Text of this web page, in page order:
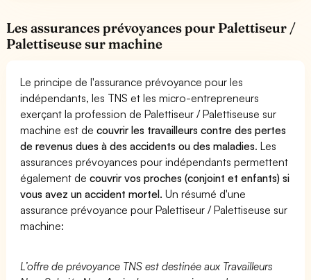
Les assurances prévoyances pour Palettiseur /
Palettiseuse sur machine
Le principe de l'assurance prévoyance pour les
indépendants, les TNS et les micro-entrepreneurs
exerçant la profession de Palettiseur / Palettiseuse sur
machine est decouvrir les travailleurs contre des pertes
de revenus dues à des accidents ou des maladies. Les
assurances prévoyances pour indépendants permettent
également decouvrir vos proches (conjoint et enfants) si
vous avez un accident mortel. Un résumé d'une
assurance prévoyance pour Palettiseur / Palettiseuse sur
machine:
L’offre de prévoyance TNS est destinée aux Travailleurs